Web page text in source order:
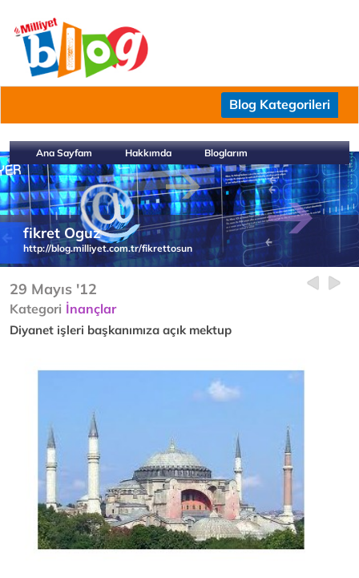
Blog Kategorileri
Ana Sayfam Hakkımda Bloglarım
fikret Oguz
http://blog.milliyet.com.tr/fikrettosun
29 Mayıs '12
Kategori İnançlar
Diyanet işleri başkanımıza açık mektup